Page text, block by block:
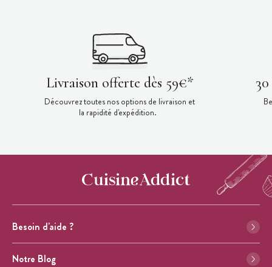
Livraison offerte dès 59€*
Découvrez toutes nos options de livraison et
la rapidité d'expédition.
Besoin d'aide ?
Notre Blog